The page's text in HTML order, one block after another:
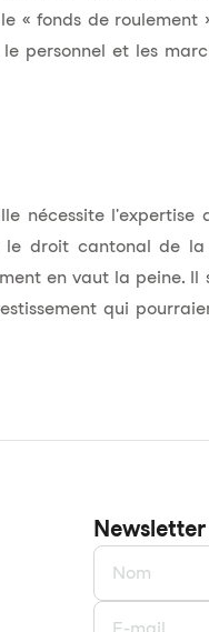
« fonds de
personnel et les
nécessite
droit cantonal de
en vaut la peine.
qui
Newsletter